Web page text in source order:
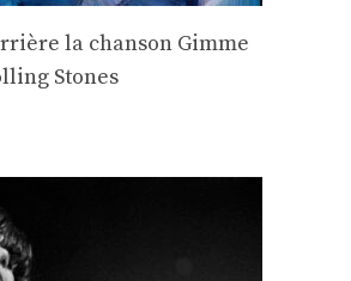
la chanson Gimme
Stones